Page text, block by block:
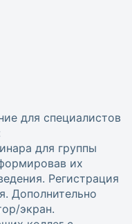
для специалистов
для группы
их
Регистрация
Дополнительно
экран.